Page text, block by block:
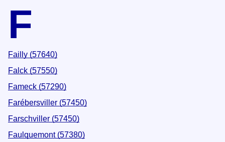
F
Failly (57640)
Falck (57550)
Fameck (57290)
Farébersviller (57450)
Farschviller (57450)
Faulquemont (57380)